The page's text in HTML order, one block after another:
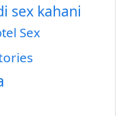
sex kahani
Sex